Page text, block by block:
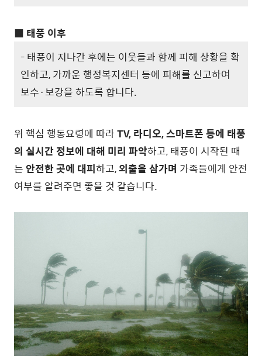
■ 태풍 이후
- 태풍이 지나간 후에는 이웃들과 함께 피해 상황을 확
인하고, 가까운 행정복지센터 등에 피해를 신고하여
보수·보강을 하도록 합니다.
위 핵심 행동요령에 따라TV, 라디오, 스마트폰 등에 태풍
의 실시간 정보에 대해 미리 파악하고, 태풍이 시작된 때
는 안전한 곳에 대피하고,외출을 삼가며 가족들에게 안전
여부를 알려주면 좋을 것 같습니다.